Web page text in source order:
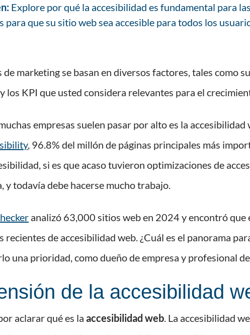
Explore por qué la accesibilidad es fundamental para
para que su sitio web sea accesible para todos los
de marketing se basan en diversos factores, tales como
los KPI que usted considera relevantes para el
empresas suelen pasar por alto es la accesibilidad
, 96.8% del millón de páginas principales más
si es que acaso tuvieron optimizaciones de
y todavía debe hacerse mucho trabajo.
analizó 63,000 sitios web en 2024 y encontró que
recientes de accesibilidad web. ¿Cuál es el panorama
una prioridad, como dueño de empresa y profesional
de la accesibilidad
aclarar qué es la accesibilidad web. La accesibilidad